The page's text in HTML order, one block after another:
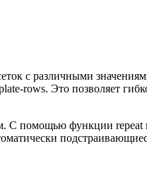
с различными
rows. Это позволяет
С помощью функции repeat